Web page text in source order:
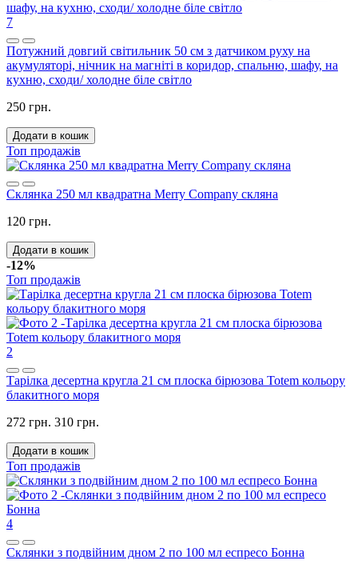
7
Потужний довгий світильник 50 см з датчиком руху на
акумуляторі, нічник на магніті в коридор, спальню, шафу, на
кухню, сходи/ холодне біле світло
250 грн.
Додати в кошик
Топ продажів
Склянка 250 мл квадратна Merry Company скляна
120 грн.
Додати в кошик
-12%
Топ продажів
2
Тарілка десертна кругла 21 см плоска бірюзова Totem кольору
блакитного моря
272 грн. 310 грн.
Додати в кошик
Топ продажів
4
Склянки з подвійним дном 2 по 100 мл еспресо Бонна